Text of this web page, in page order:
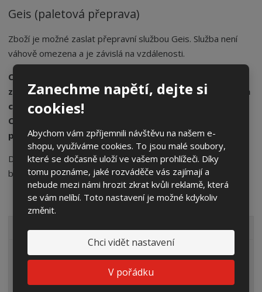
Zanechme napětí, dejte si
cookies!
Abychom vám zpříjemnili návštěvu na našem e-
shopu, využíváme cookies. To jsou malé soubory,
které se dočasně uloží ve vašem prohlížeči. Díky
tomu poznáme, jaké rozváděče vás zajímají a
nebude mezi námi hrozit zkrat kvůli reklamě, která
se vám nelíbí. Toto nastavení je možné kdykoliv
změnit.
Chci vidět nastavení
V pořádku
Geis (paletová přeprava)
Zboží je možné zaslat přepravní službou Geis. Služba není
váhově omezena a je závislá na vzdálenosti.
Cena služby je dle platných ceníků společnosti Geis se
zpoplatněním dle vzdálenosti. K ceně bude připočítána
cena palet 360,-Kč za ks v potřebném počtu palet.
Celková cena služby (doprava + palety) je upřesněna
při potvrzení objednávky.
Doba přepravy je zpravidla 1 den. Zboží vám přepravce
bude doručovat následující pracovní den po expedici.
VŠECHNY KATEGORIE
Elektroměrové rozvaděče